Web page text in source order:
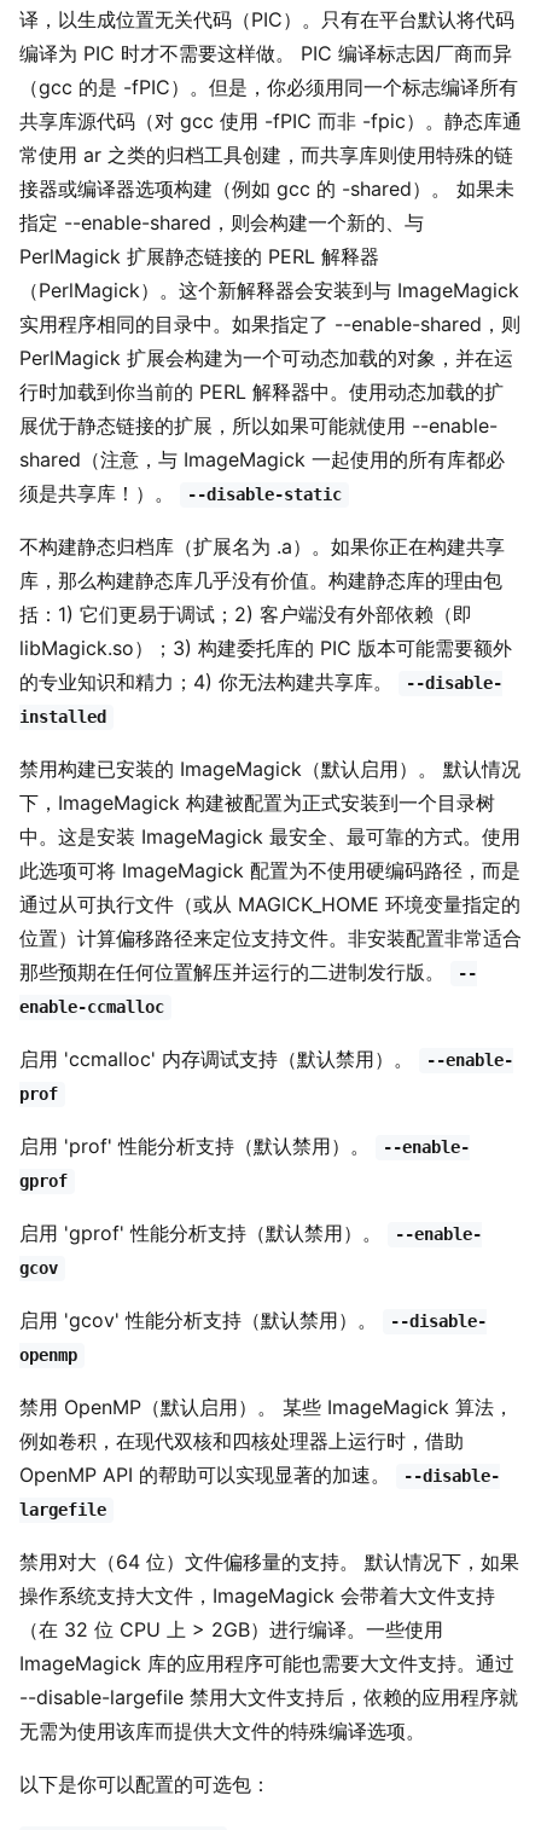
译，以生成位置无关代码（PIC）。只有在平台默认将代码
编译为 PIC 时才不需要这样做。 PIC 编译标志因厂商而异
（gcc 的是 -fPIC）。但是，你必须用同一个标志编译所有
共享库源代码（对 gcc 使用 -fPIC 而非 -fpic）。静态库通
常使用 ar 之类的归档工具创建，而共享库则使用特殊的链
接器或编译器选项构建（例如 gcc 的 -shared）。 如果未
指定 --enable-shared，则会构建一个新的、与
PerlMagick 扩展静态链接的 PERL 解释器
（PerlMagick）。这个新解释器会安装到与 ImageMagick
实用程序相同的目录中。如果指定了 --enable-shared，则
PerlMagick 扩展会构建为一个可动态加载的对象，并在运
行时加载到你当前的 PERL 解释器中。使用动态加载的扩
展优于静态链接的扩展，所以如果可能就使用 --enable-
shared（注意，与 ImageMagick 一起使用的所有库都必
须是共享库！）。
--disable-static
不构建静态归档库（扩展名为 .a）。如果你正在构建共享
库，那么构建静态库几乎没有价值。构建静态库的理由包
括：1) 它们更易于调试；2) 客户端没有外部依赖（即
libMagick.so）；3) 构建委托库的 PIC 版本可能需要额外
的专业知识和精力；4) 你无法构建共享库。
--disable-
installed
禁用构建已安装的 ImageMagick（默认启用）。 默认情况
下，ImageMagick 构建被配置为正式安装到一个目录树
中。这是安装 ImageMagick 最安全、最可靠的方式。使用
此选项可将 ImageMagick 配置为不使用硬编码路径，而是
通过从可执行文件（或从 MAGICK_HOME 环境变量指定的
位置）计算偏移路径来定位支持文件。非安装配置非常适合
那些预期在任何位置解压并运行的二进制发行版。
--
enable-ccmalloc
启用 'ccmalloc' 内存调试支持（默认禁用）。
--enable-
prof
启用 'prof' 性能分析支持（默认禁用）。
--enable-
gprof
启用 'gprof' 性能分析支持（默认禁用）。
--enable-
gcov
启用 'gcov' 性能分析支持（默认禁用）。
--disable-
openmp
禁用 OpenMP（默认启用）。 某些 ImageMagick 算法，
例如卷积，在现代双核和四核处理器上运行时，借助
OpenMP API 的帮助可以实现显著的加速。
--disable-
largefile
禁用对大（64 位）文件偏移量的支持。 默认情况下，如果
操作系统支持大文件，ImageMagick 会带着大文件支持
（在 32 位 CPU 上 > 2GB）进行编译。一些使用
ImageMagick 库的应用程序可能也需要大文件支持。通过
--disable-largefile 禁用大文件支持后，依赖的应用程序就
无需为使用该库而提供大文件的特殊编译选项。
以下是你可以配置的可选包：